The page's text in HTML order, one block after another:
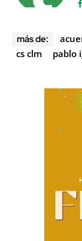
más de:
cs clm
pablo